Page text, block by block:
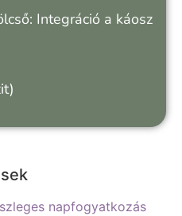
Integráció a káosz
napfogyatkozás